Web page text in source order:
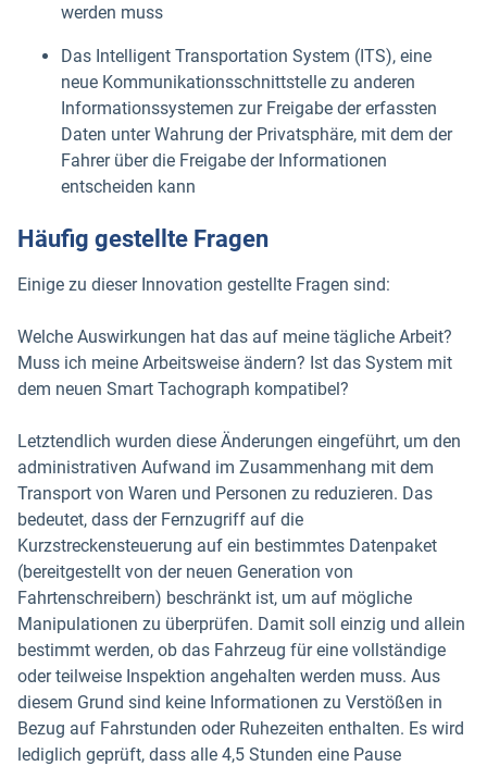
werden muss
Das Intelligent Transportation System (ITS), eine
neue Kommunikationsschnittstelle zu anderen
Informationssystemen zur Freigabe der erfassten
Daten unter Wahrung der Privatsphäre, mit dem der
Fahrer über die Freigabe der Informationen
entscheiden kann
Häufig gestellte Fragen
Einige zu dieser Innovation gestellte Fragen sind:
Welche Auswirkungen hat das auf meine tägliche Arbeit?
Muss ich meine Arbeitsweise ändern? Ist das System mit
dem neuen Smart Tachograph kompatibel?
Letztendlich wurden diese Änderungen eingeführt, um den
administrativen Aufwand im Zusammenhang mit dem
Transport von Waren und Personen zu reduzieren. Das
bedeutet, dass der Fernzugriff auf die
Kurzstreckensteuerung auf ein bestimmtes Datenpaket
(bereitgestellt von der neuen Generation von
Fahrtenschreibern) beschränkt ist, um auf mögliche
Manipulationen zu überprüfen. Damit soll einzig und allein
bestimmt werden, ob das Fahrzeug für eine vollständige
oder teilweise Inspektion angehalten werden muss. Aus
diesem Grund sind keine Informationen zu Verstößen in
Bezug auf Fahrstunden oder Ruhezeiten enthalten. Es wird
lediglich geprüft, dass alle 4,5 Stunden eine Pause